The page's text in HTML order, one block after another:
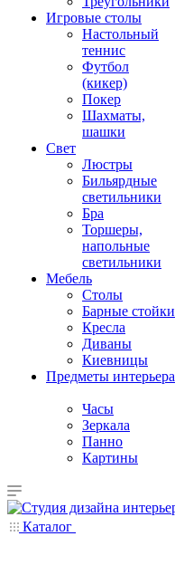
Игровые столы
Настольный
теннис
Футбол
(кикер)
Покер
Шахматы,
шашки
Свет
Люстры
Бильярдные
светильники
Бра
Торшеры,
напольные
светильники
Мебель
Столы
Барные стойки
Кресла
Диваны
Киевницы
Предметы интерьера
Часы
Зеркала
Панно
Картины
Каталог